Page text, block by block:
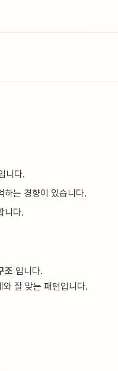
니다.
는 경향이 있습니다.
니다.
조 입니다.
잘 맞는 패턴입니다.